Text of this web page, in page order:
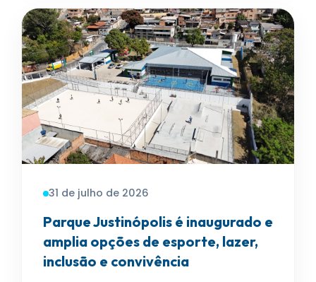
31 de julho de 2026
Parque Justinópolis é inaugurado e
amplia opções de esporte, lazer,
inclusão e convivência